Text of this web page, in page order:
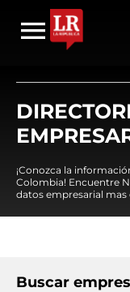
¡Conozca la
Colombia! Encuentre
datos empresarial mas
Buscar